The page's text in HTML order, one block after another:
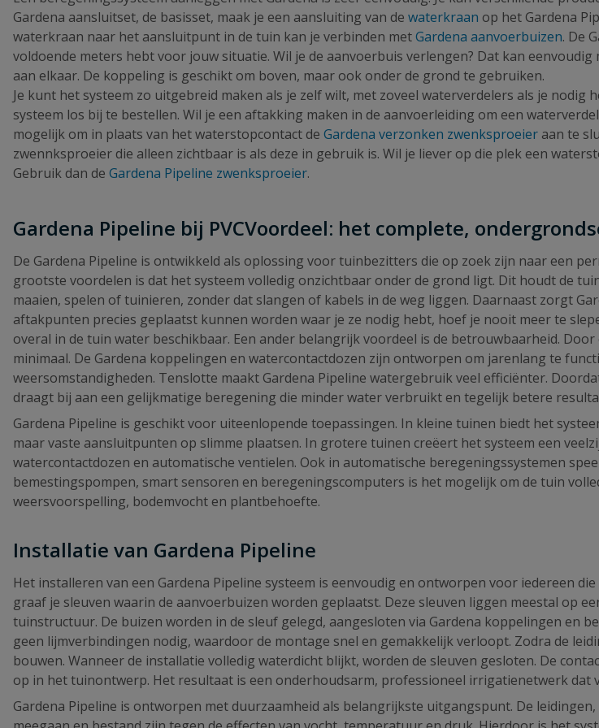
Gardena aansluitset, de basisset, maak je een aansluiting van de waterkraan op het Gardena
waterkraan naar het aansluitpunt in de tuin kan je verbinden metGardena aanvoerbuizen. De
voldoende meters hebt voor jouw situatie. Wil je de aanvoerbuis verlengen? Dat kan eenvoudig
aan elkaar. De koppeling is geschikt om boven, maar ook onder de grond te gebruiken.
Je kunt het systeem zo uitgebreid maken als je zelf wilt, met zoveel waterverdelers als je nodig
systeem los bij te bestellen. Wil je een aftakking maken in de aanvoerleiding om een
mogelijk om in plaats van het waterstopcontact de Gardena verzonken zwenksproeier aan te
zwennksproeier die alleen zichtbaar is als deze in gebruik is. Wil je liever op die plek een
Gebruik dan de Gardena Pipeline zwenksproeier.
Gardena Pipeline bij PVCVoordeel: het complete,
De Gardena Pipeline is ontwikkeld als oplossing voor tuinbezitters die op zoek zijn naar een
grootste voordelen is dat het systeem volledig onzichtbaar onder de grond ligt. Dit houdt de
maaien, spelen of tuinieren, zonder dat slangen of kabels in de weg liggen. Daarnaast zorgt
aftakpunten precies geplaatst kunnen worden waar je ze nodig hebt, hoef je nooit meer te
overal in de tuin water beschikbaar. Een ander belangrijk voordeel is de betrouwbaarheid.
minimaal. De Gardena koppelingen en watercontactdozen zijn ontworpen om jarenlang te
weersomstandigheden. Tenslotte maakt Gardena Pipeline watergebruik veel efficiënter.
draagt bij aan een gelijkmatige beregening die minder water verbruikt en tegelijk betere
Gardena Pipeline is geschikt voor uiteenlopende toepassingen. In kleine tuinen biedt het
maar vaste aansluitpunten op slimme plaatsen. In grotere tuinen creëert het systeem een
watercontactdozen en automatische ventielen. Ook in automatische beregeningssystemen
bemestingspompen, smart sensoren en beregeningscomputers is het mogelijk om de tuin
weersvoorspelling, bodemvocht en plantbehoefte.
Installatie van Gardena Pipeline
Het installeren van een Gardena Pipeline systeem is eenvoudig en ontworpen voor iedereen
graaf je sleuven waarin de aanvoerbuizen worden geplaatst. Deze sleuven liggen meestal op
tuinstructuur. De buizen worden in de sleuf gelegd, aangesloten via Gardena koppelingen en
geen lijmverbindingen nodig, waardoor de montage snel en gemakkelijk verloopt. Zodra de
bouwen. Wanneer de installatie volledig waterdicht blijkt, worden de sleuven gesloten. De
op in het tuinontwerp. Het resultaat is een onderhoudsarm, professioneel irrigatienetwerk dat
Gardena Pipeline is ontworpen met duurzaamheid als belangrijkste uitgangspunt. De